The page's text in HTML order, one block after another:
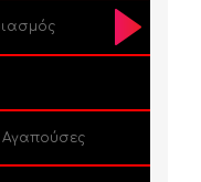
Αγαπούσες